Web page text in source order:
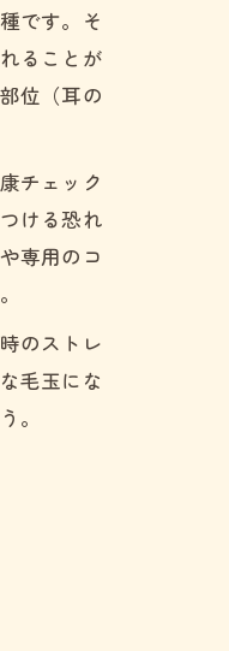
です。そ
ることが
位（耳の
チェック
ける恐れ
専用のコ
のストレ
毛玉にな
。